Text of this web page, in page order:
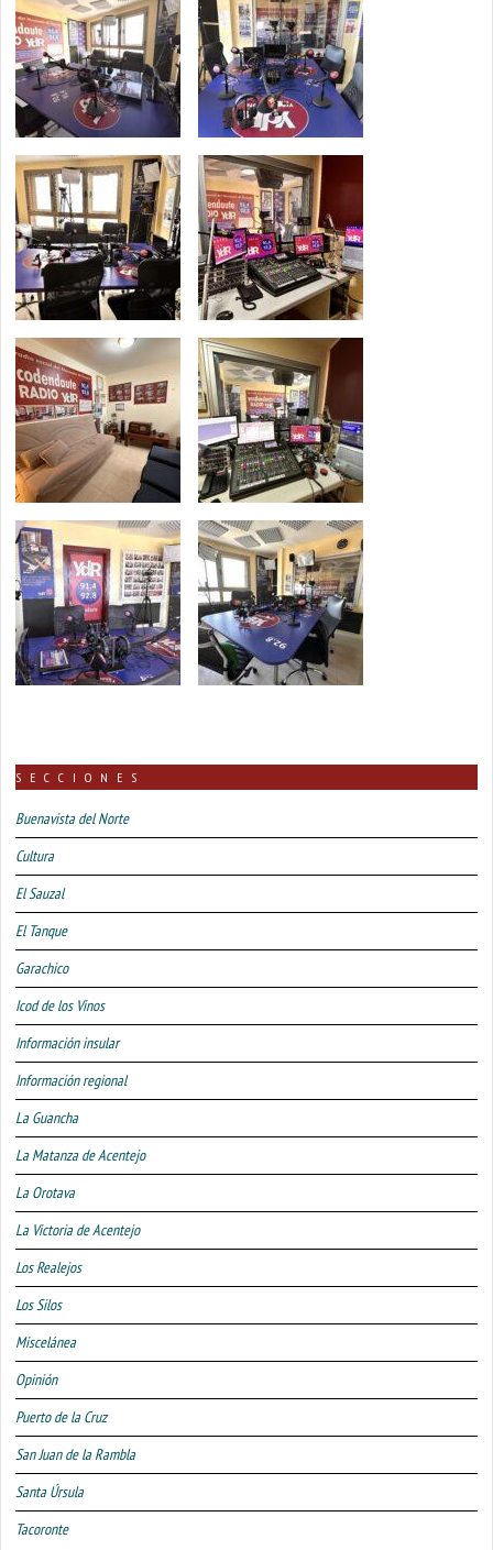
SECCIONES
Buenavista del Norte
Cultura
El Sauzal
El Tanque
Garachico
Icod de los Vinos
Información insular
Información regional
La Guancha
La Matanza de Acentejo
La Orotava
La Victoria de Acentejo
Los Realejos
Los Silos
Miscelánea
Opinión
Puerto de la Cruz
San Juan de la Rambla
Santa Úrsula
Tacoronte